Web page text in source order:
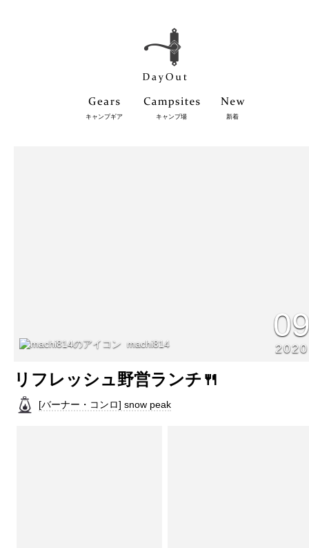
キャンプギア キャンプ場 新着
machi814 2020
リフレッシュ野営ランチ🍴
[バーナー・コンロ] snow peak